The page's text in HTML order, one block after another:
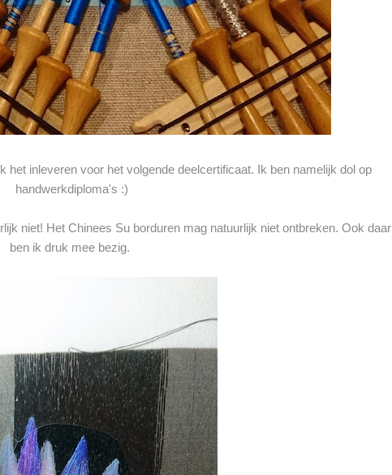
het inleveren voor het volgende deelcertificaat. Ik ben namelijk dol op
handwerkdiploma's :)
niet! Het Chinees Su borduren mag natuurlijk niet ontbreken. Ook daar
ben ik druk mee bezig.